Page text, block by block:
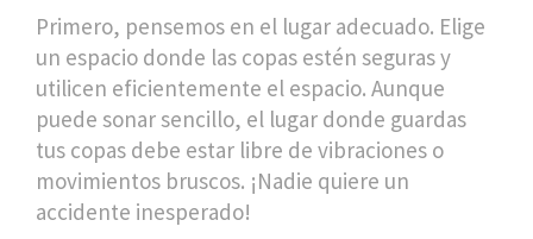
Primero, pensemos en el lugar adecuado. Elige
un espacio donde las copas estén seguras y
utilicen eficientemente el espacio. Aunque
puede sonar sencillo, el lugar donde guardas
tus copas debe estar libre de vibraciones o
movimientos bruscos. ¡Nadie quiere un
accidente inesperado!